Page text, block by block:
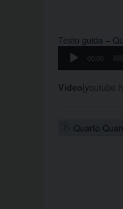
Testo guida –
Audio
Audio
00:00
Video[youtube
Quarto